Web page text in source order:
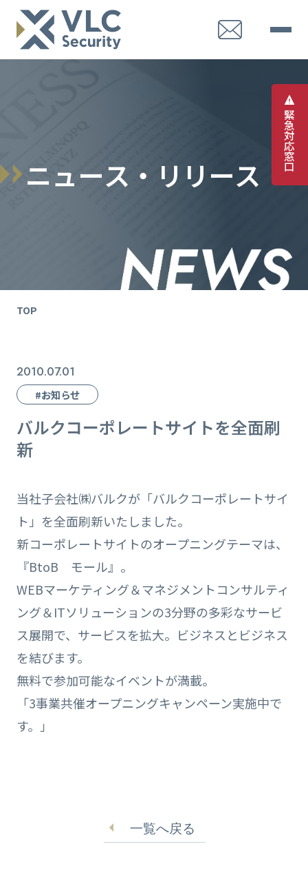
緊
急
対
応
窓
口
ニュース ・ リ リ ース
TOP
2010.07.01
#お知らせ
バルクコーポレートサイトを全面刷
新
当社子会社㈱バルクが「バルクコーポレートサイ
ト」を全面刷新いたしました。
新コーポレートサイトのオープニングテーマは、
『BtoB モール』。
WEBマーケティング＆マネジメントコンサルティ
ング＆ITソリューションの3分野の多彩なサービ
ス展開で、サービスを拡大。ビジネスとビジネス
を結びます。
無料で参加可能なイベントが満載。
「3事業共催オープニングキャンペーン実施中で
す。」
一覧へ戻る